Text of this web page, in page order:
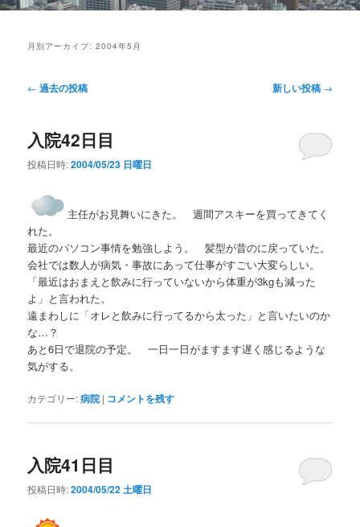
月別アーカイブ:2004年5月
投
ビ
ゲ
ー
ョ
ン
← 過去の投稿 新しい投稿 →
入院42日目
投稿日時:2004/05/23 日曜日
主任がお見舞いにきた。 週間アスキーを買ってきてく
れた。
最近のパソコン事情を勉強しよう。 髪型が昔のに戻っていた。
会社では数人が病気・事故にあって仕事がすごい大変らしい。
「最近はおまえと飲みに行っていないから体重が3kgも減った
よ」と言われた。
遠まわしに「オレと飲みに行ってるから太った」と言いたいのか
な…？
あと6日で退院の予定。 一日一日がますます遅く感じるような
気がする。
カテゴリー:病院 | コメントを残す
入院41日目
投稿日時:2004/05/22 土曜日